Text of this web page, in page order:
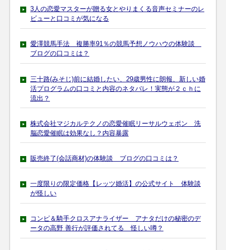
3人の恋愛マスターが贈る女とやりまくる音声セミナーのレ
ビューと口コミが気になる
愛澤競馬手法 複勝率91％の競馬予想ノウハウの体験談
ブログの口コミは？
三十路(みそじ)前に結婚したい、29歳男性に朗報、新しい婚
活プログラムの口コミと内容のネタバレ！実態が２ｃｈに
流出？
株式会社マジカルテクノの恋愛催眠リーサルウェポン 洗
脳恋愛催眠は効果なし？内容暴露
販売終了(会話商材)の体験談 ブログの口コミは？
一度限りの限定価格【レッツ婚活】の公式サイト 体験談
が怪しい
コンピ＆騎手クロスアナライザー アナタだけの秘密のデ
ータの高野 善行が評価されてる 怪しい噂？